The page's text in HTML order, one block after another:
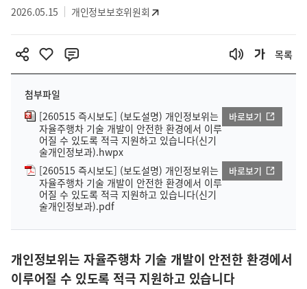
2026.05.15 개인정보보호위원회
목록
첨부파일
[260515 즉시보도] (보도설명) 개인정보위는
자율주행차 기술 개발이 안전한 환경에서 이루
어질 수 있도록 적극 지원하고 있습니다(신기
술개인정보과).hwpx
바로보기
[260515 즉시보도] (보도설명) 개인정보위는
자율주행차 기술 개발이 안전한 환경에서 이루
어질 수 있도록 적극 지원하고 있습니다(신기
술개인정보과).pdf
바로보기
개인정보위는 자율주행차 기술 개발이 안전한 환경에서
이루어질 수 있도록 적극 지원하고 있습니다